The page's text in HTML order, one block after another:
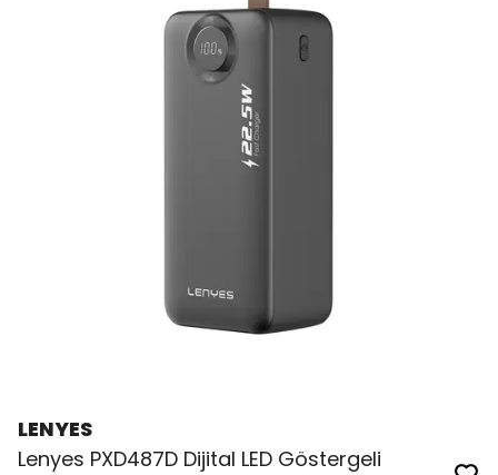
LENYES
Lenyes PXD487D Dijital LED Göstergeli